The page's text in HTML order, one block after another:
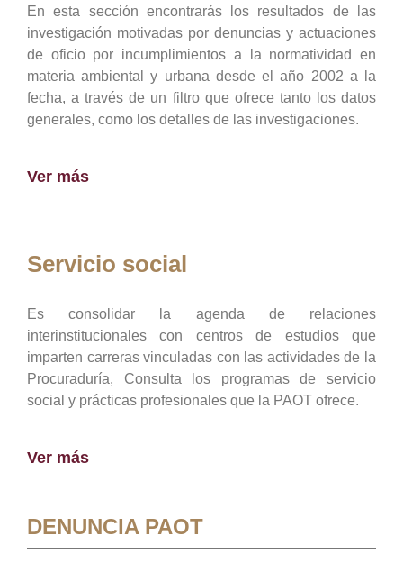
En esta sección encontrarás los resultados de las
investigación motivadas por denuncias y actuaciones
de oficio por incumplimientos a la normatividad en
materia ambiental y urbana desde el año 2002 a la
fecha, a través de un filtro que ofrece tanto los datos
generales, como los detalles de las investigaciones.
Ver más
Servicio social
Es consolidar la agenda de relaciones
interinstitucionales con centros de estudios que
imparten carreras vinculadas con las actividades de la
Procuraduría, Consulta los programas de servicio
social y prácticas profesionales que la PAOT ofrece.
Ver más
DENUNCIA PAOT